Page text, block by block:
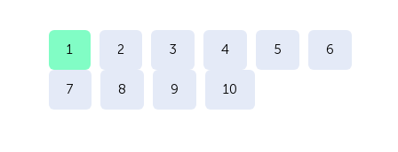
1 2 3 4 5 6
7 8 9 10